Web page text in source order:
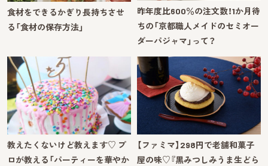
食材をできるかぎり長持ちさせ
る「食材の保存方法」
昨年度比600％の注文数！1か月待
ちの「京都職人メイドのセミオー
ダーパジャマ」って？
教えたくないけど教えます♡ プ
ロが教える「パーティーを華やか
【ファミマ】298円で老舗和菓子
屋の味♡『黒みつしみうま生どら